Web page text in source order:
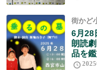
街かど
6月28
朗読
品を